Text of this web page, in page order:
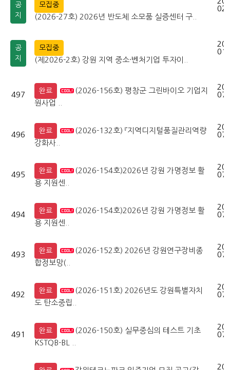
공
지
모집중
(2026-27호) 2026년 반도체 소모품 실증센터 구..
공
지
모집중
(제2026-2호) 강원 지역 중소·벤처기업 투자이..
497 완료
(2026-156호) 평창군 그린바이오 기업지
원사업 ..
496 완료
(2026-132호) 『지역디지털품질관리역량
강화사..
495 완료
(2026-154호)2026년 강원 가명정보 활
용 지원센..
494 완료
(2026-154호)2026년 강원 가명정보 활
용 지원센..
493 완료
(2026-152호) 2026년 강원연구장비종
합정보망(..
492 완료
(2026-151호) 2026년도 강원특별자치
도 탄소중립..
491 완료
(2026-150호) 실무중심의 테스트 기초
KSTQB-BL ..